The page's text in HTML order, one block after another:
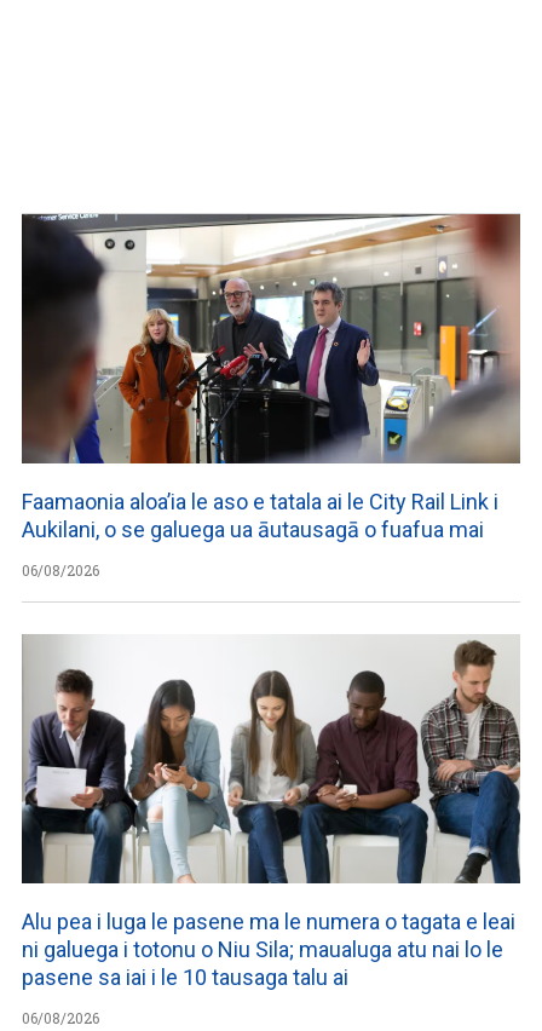
Faamaonia aloa’ia le aso e tatala ai le City Rail Link i
Aukilani, o se galuega ua āutausagā o fuafua mai
06/08/2026
Alu pea i luga le pasene ma le numera o tagata e leai
ni galuega i totonu o Niu Sila; maualuga atu nai lo le
pasene sa iai i le 10 tausaga talu ai
06/08/2026